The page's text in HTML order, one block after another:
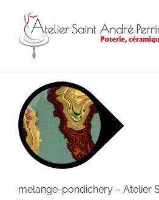
contenu
melange-pondichery – Atelier